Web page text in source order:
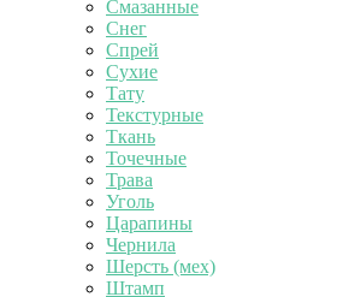
Смазанные
Снег
Спрей
Сухие
Тату
Текстурные
Ткань
Точечные
Трава
Уголь
Царапины
Чернила
Шерсть (мех)
Штамп